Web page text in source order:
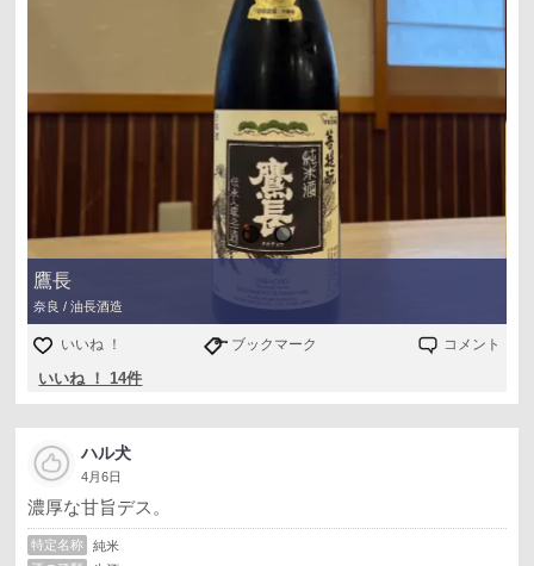
鷹長
奈良 / 油長酒造
いいね ！ ブックマーク コメント
いいね ！ 14件
ハル犬
4月6日
濃厚な甘旨デス。
特定名称
純米